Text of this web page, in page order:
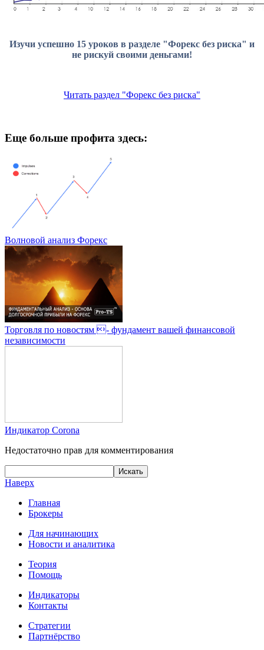
Изучи успешно 15 уроков в разделе "Форекс без риска" и
не рискуй своими деньгами!
Читать раздел "Форекс без риска"
Еще больше профита здесь:
Волновой анализ Форекс
Торговля по новостям - фундамент вашей финансовой
независимости
Индикатор Corona
Недостаточно прав для комментирования
Наверх
Главная
Брокеры
Для начинающих
Новости и аналитика
Теория
Помощь
Индикаторы
Контакты
Стратегии
Партнёрство